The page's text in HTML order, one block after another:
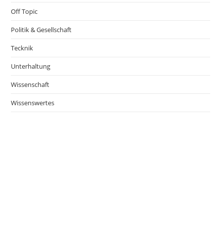
Off Topic
Politik & Gesellschaft
Tecknik
Unterhaltung
Wissenschaft
Wissenswertes